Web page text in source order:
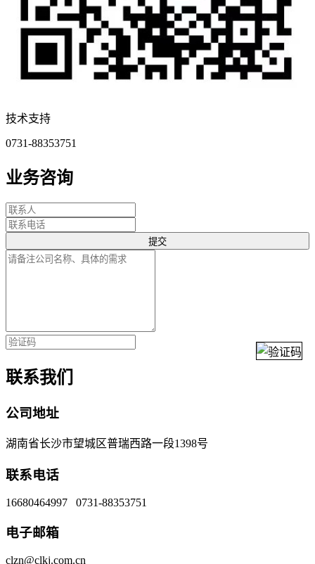
技术支持
0731-88353751
业务咨询
提交
联系我们
公司地址
湖南省长沙市望城区普瑞西路一段1398号
联系电话
16680464997 0731-88353751
电子邮箱
clzn@clkj.com.cn